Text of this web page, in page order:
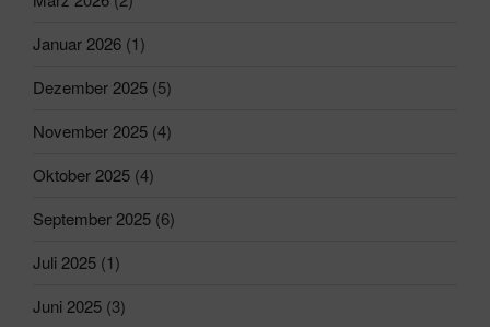
Januar 2026 (1)
Dezember 2025 (5)
November 2025 (4)
Oktober 2025 (4)
September 2025 (6)
Juli 2025 (1)
Juni 2025 (3)